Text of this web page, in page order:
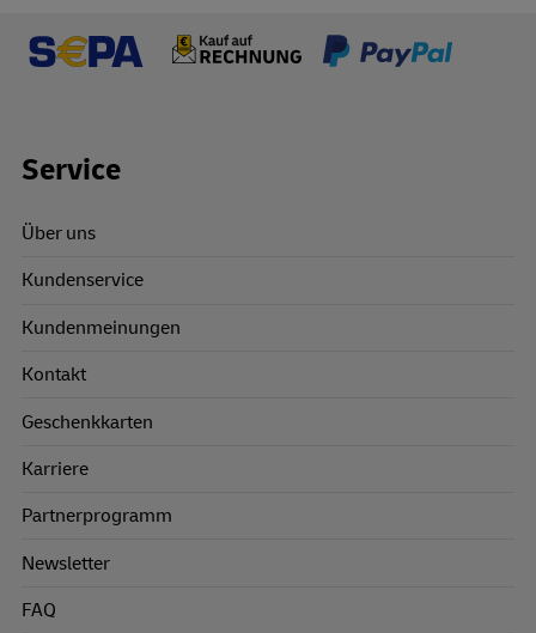
Footer Links
Service
Über uns
Kundenservice
Kundenmeinungen
Kontakt
Geschenkkarten
Karriere
Partnerprogramm
Newsletter
FAQ